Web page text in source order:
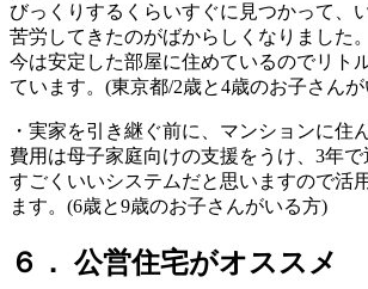
びっくりするくらいすぐに見つかって、
苦労してきたのがばからしくなりました。
今は安定した部屋に住めているのでリト
ています。(東京都/2歳と4歳のお子さん
・実家を引き継ぐ前に、マンションに住
費用は母子家庭向けの支援をうけ、3年で
すごくいいシステムだと思いますので活
ます。(6歳と9歳のお子さんがいる方)
６． 公営住宅がオススメ